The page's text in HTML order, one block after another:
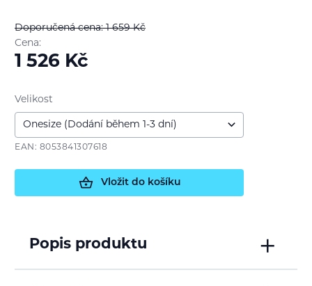
Doporučená cena: 1 659Kč
Cena:
1 526 Kč
Velikost
EAN: 8053841307618
Vložit do košíku
Popis produktu